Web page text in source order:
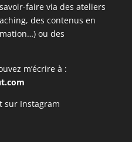
faire via des ateliers
des contenus en
ou des
m’écrire à :
sur Instagram